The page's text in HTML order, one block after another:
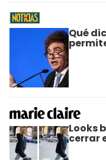
Qué
Looks
cerrar